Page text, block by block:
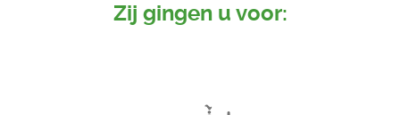
Zij gingen u voor: